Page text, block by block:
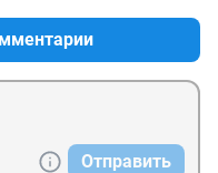
Отправить